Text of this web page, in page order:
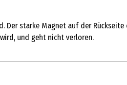
starke Magnet auf der
und geht nicht verloren.